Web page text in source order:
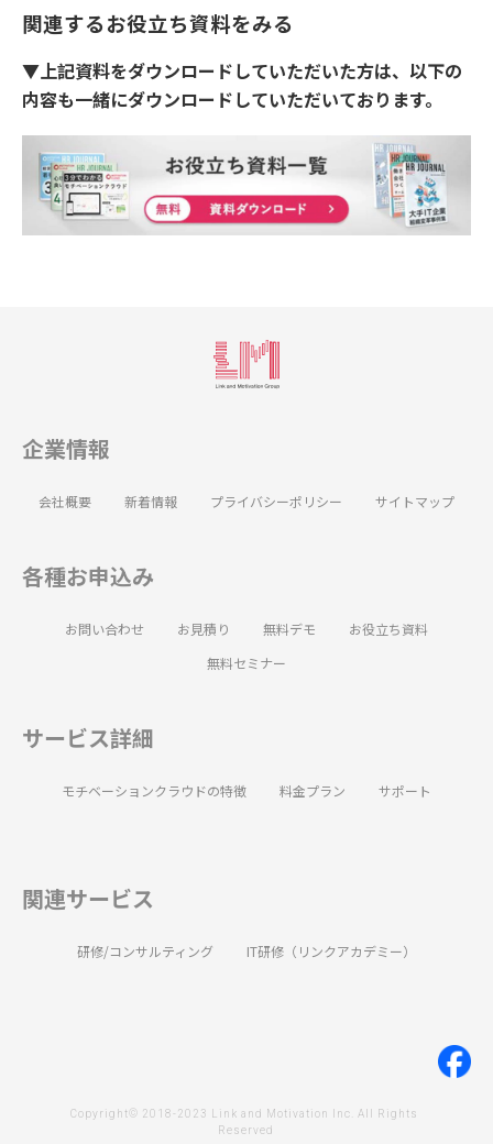
関連するお役立ち資料をみる
▼上記資料をダウンロードしていただいた方は、以下の
内容も一緒にダウンロードしていただいております。
企業情報
会社概要 新着情報 プライバシーポリシー サイトマップ
各種お申込み
お問い合わせ お見積り 無料デモ
お役立ち資料
無料セミナー
サービス詳細
モチベーションクラウドの特徴 料金プラン サポート
関連サービス
研修/コンサルティング IT研修（リンクアカデミー）
Copyright© 2018-2023 Link and Motivation Inc. All Rights
Reserved